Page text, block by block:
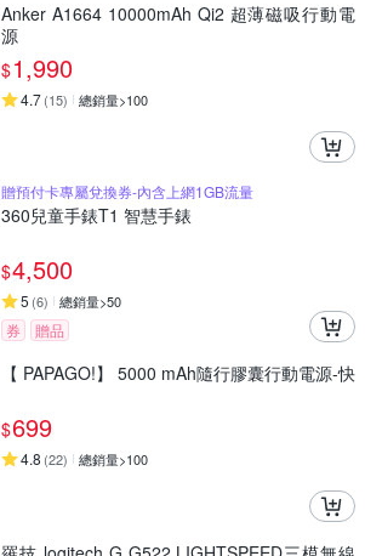
Anker A1664 10000mAh Qi2 超薄磁吸行動電
源
$1,990
4.7(15) 總銷量>100
贈預付卡專屬兌換券-內含上網1GB流量
360兒童手錶T1 智慧手錶
$4,500
5 (6) 總銷量>50
券 贈品
【 PAPAGO!】 5000 mAh隨行膠囊行動電源-快
$699
4.8 (22) 總銷量>100